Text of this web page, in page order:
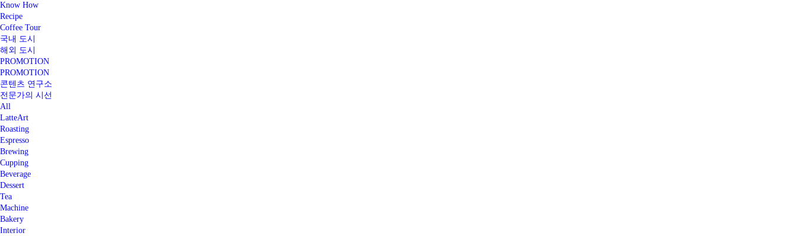
Know How
Recipe
Coffee Tour
국내 도시
해외 도시
PROMOTION
PROMOTION
콘텐츠 연구소
전문가의 시선
All
LatteArt
Roasting
Espresso
Brewing
Cupping
Beverage
Dessert
Tea
Machine
Bakery
Interior